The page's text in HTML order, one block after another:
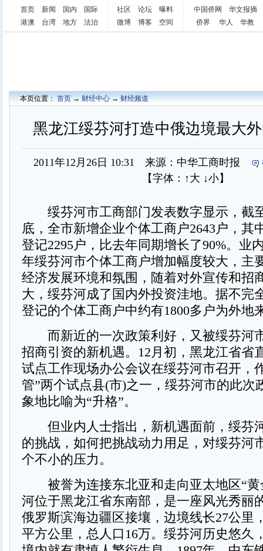
首页 新闻 国内
国际
港澳
台湾 地方 法治
社区 论坛
曝料
微博
博客 空间
中国侨网
华文报摘
侨界
华人 华教
本页位置：首页→财经中心→财经频道
黑龙江绥芬河打造中俄边境最大
2011年12月26日 10:31 来源：中华工商时报
【字体： ↑大 ↓小】
绥芬河市工商部门发表数字显示，截
底，全市新增企业个体工商户2643户，其
登记2295户，比去年同期增长了90%。业
年绥芬河市个体工商户增加幅度较大，主
经济发展环境和氛围，随着对外宣传和招
大，绥芬河成了国内外投资洼地。据不完
登记的个体工商户中约有1800多户为外地
而新近的一次政策利好，又被绥芬河
招商引资的新机遇。12月初，黑龙江省省
试点工作现场办公会议在绥芬河市召开，
管”两个试点县(市)之一，绥芬河市的此次
象地比喻为“升格”。
但业内人士指出，新机遇面前，绥芬
的挑战，如何把挑战动力用足，对绥芬河
个不小的压力。
被誉为连接东北亚和走向亚太地区“黄
河位于黑龙江省东南部，是一座风光秀丽
俄罗斯滨海边疆区接壤，边境线长27公里
平方公里，总人口16万。绥芬河历史悠久